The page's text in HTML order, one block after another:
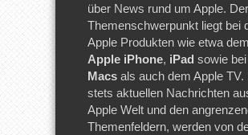
über News rund um Apple. Der
Themenschwerpunkt liegt bei
Apple Produkten wie etwa dem
Apple iPhone, iPad sowie
Macs als auch dem Apple TV.
stets aktuellen Nachrichten
Apple Welt und den
Themenfeldern, werden von